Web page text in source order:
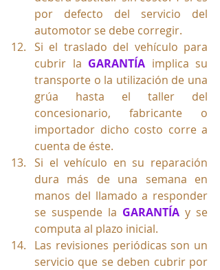
por defecto del servicio del
automotor se debe corregir.
Si el traslado del vehículo para
cubrir la GARANTÍA implica su
transporte o la utilización de una
grúa hasta el taller del
concesionario, fabricante o
importador dicho costo corre a
cuenta de éste.
Si el vehículo en su reparación
dura más de una semana en
manos del llamado a responder
se suspende la GARANTÍA y se
computa al plazo inicial.
Las revisiones periódicas son un
servicio que se deben cubrir por